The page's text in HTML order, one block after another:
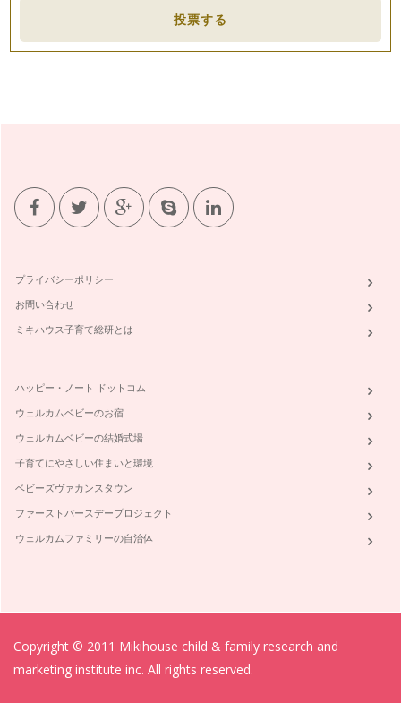
投票する
プライバシーポリシー
お問い合わせ
ミキハウス子育て総研とは
ハッピー・ノート ドットコム
ウェルカムベビーのお宿
ウェルカムベビーの結婚式場
子育てにやさしい住まいと環境
ベビーズヴァカンスタウン
ファーストバースデープロジェクト
ウェルカムファミリーの自治体
Copyright © 2011 Mikihouse child & family research and
marketing institute inc. All rights reserved.